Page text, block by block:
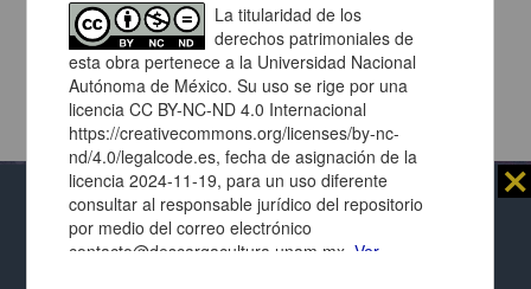
Al usar este repositorio estás aceptando sus
términos y condiciones de uso, y te obligas a
⨯
La titularidad de los
derechos patrimoniales de
esta obra pertenece a la Universidad Nacional
Autónoma de México. Su uso se rige por una
licencia CC BY-NC-ND 4.0 Internacional
https://creativecommons.org/licenses/by-nc-
nd/4.0/legalcode.es, fecha de asignación de la
licencia 2024-11-19, para un uso diferente
consultar al responsable jurídico del repositorio
por medio del correo electrónico
contacto@descargacultura.unam.mx.Ver